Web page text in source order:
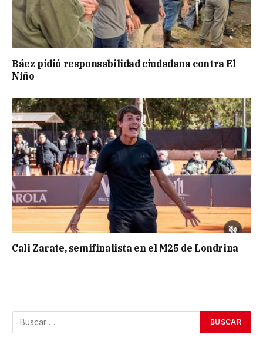
Báez pidió responsabilidad ciudadana contra El
Niño
Cali Zarate, semifinalista en el M25 de Londrina